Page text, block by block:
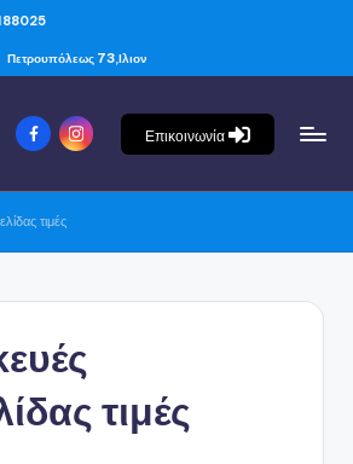
Πετρουπόλεως 73,Ιλιον
Επικοινωνία
τιμές
τιμές